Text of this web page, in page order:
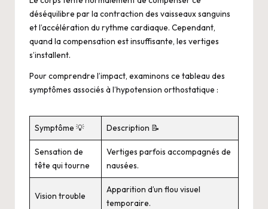
déséquilibre par la contraction des vaisseaux sanguins
et l’accélération du rythme cardiaque. Cependant,
quand la compensation est insuffisante, les vertiges
s’installent.
Pour comprendre l’impact, examinons ce tableau des
symptômes associés à l’hypotension orthostatique :
Symptôme 💡 Description 📝
Sensation de
tête qui tourne
Vertiges parfois accompagnés de
nausées.
Vision trouble
Apparition d’un flou visuel
temporaire.